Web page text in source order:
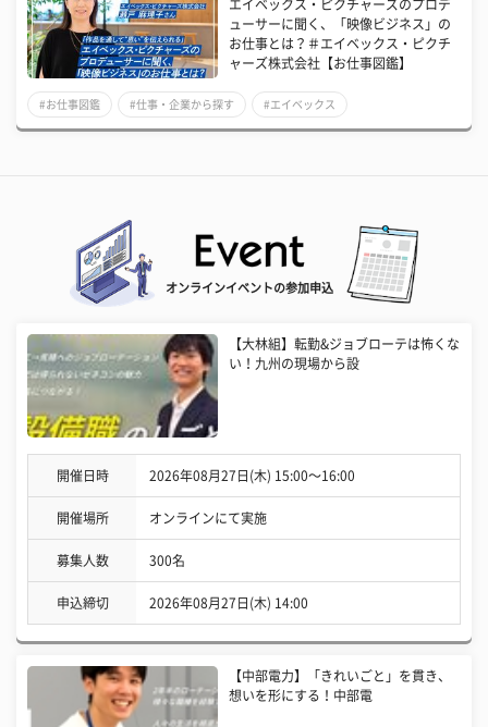
エイベックス・ピクチャーズのプロデ
ューサーに聞く、「映像ビジネス」の
お仕事とは？＃エイベックス・ピクチ
ャーズ株式会社【お仕事図鑑】
#お仕事図鑑 #仕事・企業から探す #エイベックス
オンラインイベントの参加申込
【大林組】転勤&ジョブローテは怖くな
い！九州の現場から設
開催日時 2026年08月27日(木) 15:00〜16:00
開催場所 オンラインにて実施
募集人数 300名
申込締切 2026年08月27日(木) 14:00
【中部電力】「きれいごと」を貫き、
想いを形にする！中部電